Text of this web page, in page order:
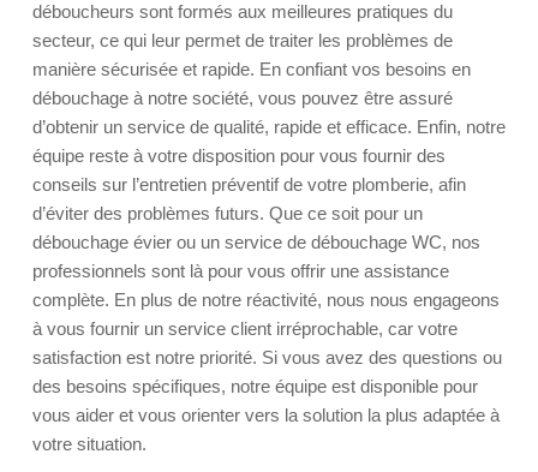
déboucheurs sont formés aux meilleures pratiques du
secteur, ce qui leur permet de traiter les problèmes de
manière sécurisée et rapide. En confiant vos besoins en
débouchage à notre société, vous pouvez être assuré
d’obtenir un service de qualité, rapide et efficace. Enfin, notre
équipe reste à votre disposition pour vous fournir des
conseils sur l’entretien préventif de votre plomberie, afin
d’éviter des problèmes futurs. Que ce soit pour un
débouchage évier ou un service de débouchage WC, nos
professionnels sont là pour vous offrir une assistance
complète. En plus de notre réactivité, nous nous engageons
à vous fournir un service client irréprochable, car votre
satisfaction est notre priorité. Si vous avez des questions ou
des besoins spécifiques, notre équipe est disponible pour
vous aider et vous orienter vers la solution la plus adaptée à
votre situation.